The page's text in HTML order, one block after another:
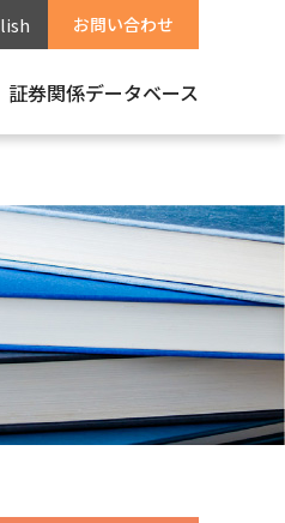
お問い合わせ
証券関係データベース